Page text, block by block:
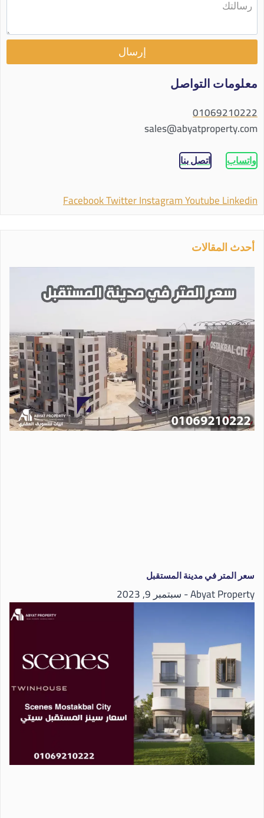
إرسال
معلومات التواصل
01069210222
sales@abyatproperty.com
واتساب اتصل بنا
FacebookTwitterInstagramYoutubeLinkedin
أحدث المقالات
سعر المتر في مدينة المستقبل
Abyat Property سبتمبر 9, 2023